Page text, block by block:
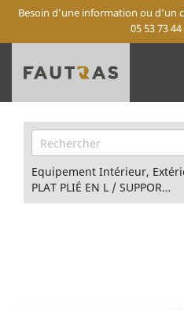
Besoin d’une information ou d’un
05 53 73 44
Equipement Intérieur,
PLAT PLIÉ EN L / SUPPORT MATELAS ARR. G. / Aid system